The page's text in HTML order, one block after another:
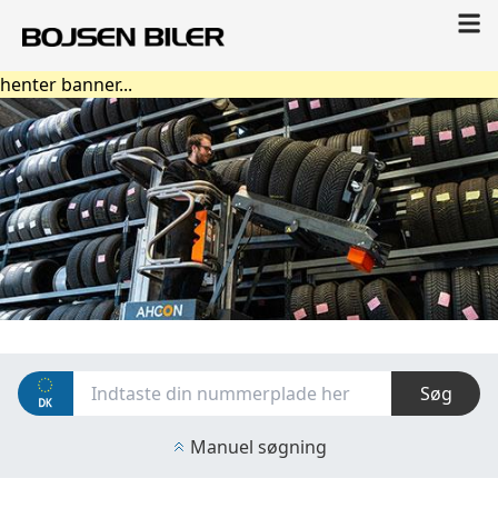
henter banner...
Søg
Manuel søgning